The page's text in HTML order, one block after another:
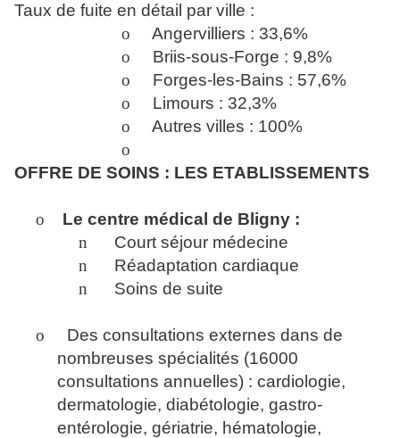
Taux de fuite en détail par ville :
o
Angervilliers : 33,6%
o
Briis-sous-Forge : 9,8%
o
Forges-les-Bains : 57,6%
o
Limours : 32,3%
o
Autres villes : 100%
o
OFFRE DE SOINS : LES ETABLISSEMENTS
o
Le centre médical de Bligny :
n
Court séjour médecine
n
Réadaptation cardiaque
n
Soins de suite
o
Des consultations externes dans de
nombreuses spécialités (16000
consultations annuelles) : cardiologie,
dermatologie, diabétologie, gastro-
entérologie, gériatrie, hématologie,